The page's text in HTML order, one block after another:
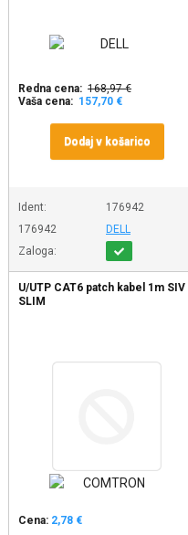
Redna cena: 168,97 €
Vaša cena: 157,70 €
Dodaj v košarico
Ident:
176942
176942
DELL
Zaloga:
U/UTP CAT6 patch kabel 1m SIV
SLIM
Cena: 2,78 €